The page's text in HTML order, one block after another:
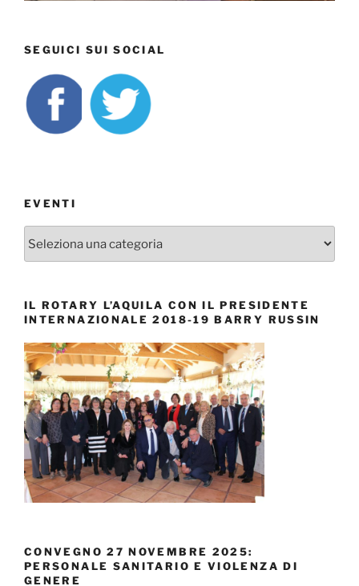
SEGUICI SUI SOCIAL
EVENTI
IL ROTARY L’AQUILA CON IL PRESIDENTE
INTERNAZIONALE 2018-19 BARRY RUSSIN
CONVEGNO 27 NOVEMBRE 2025:
PERSONALE SANITARIO E VIOLENZA DI
GENERE